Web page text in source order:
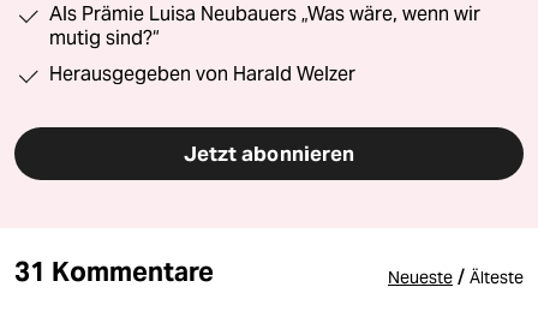
Als Prämie Luisa Neubauers „Was wäre, wenn wir
mutig sind?“
Herausgegeben von Harald Welzer
Jetzt abonnieren
31 Kommentare Neueste / Älteste